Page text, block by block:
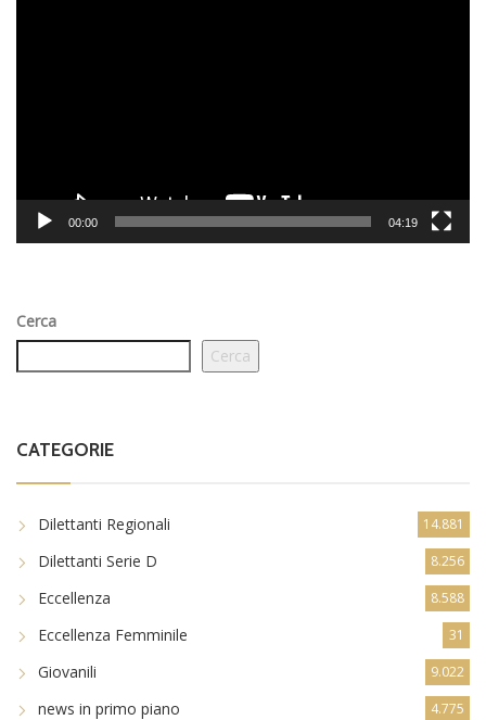
00:00 04:19
Cerca
Cerca
CATEGORIE
Dilettanti Regionali 14.881
Dilettanti Serie D 8.256
Eccellenza 8.588
Eccellenza Femminile 31
Giovanili 9.022
news in primo piano 4.775